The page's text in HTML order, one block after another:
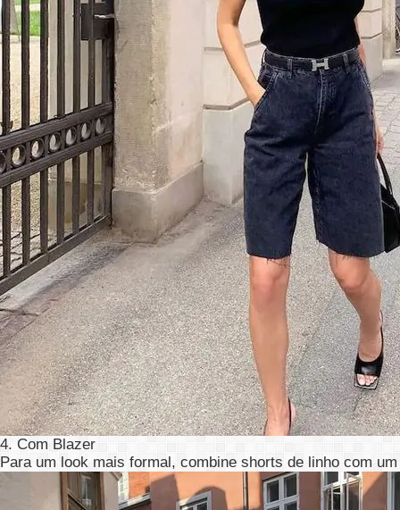
4. Com Blazer
Para um look mais formal, combine shorts de linho com